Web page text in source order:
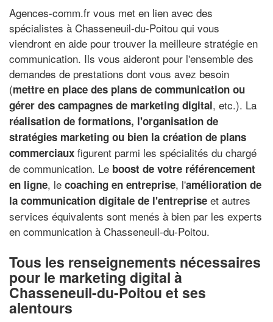
Agences-comm.fr vous met en lien avec des
spécialistes à Chasseneuil-du-Poitou qui vous
viendront en aide pour trouver la meilleure stratégie en
communication. Ils vous aideront pour l'ensemble des
demandes de prestations dont vous avez besoin
(mettre en place des plans de communication ou
gérer des campagnes de marketing digital, etc.). La
réalisation de formations, l'organisation de
stratégies marketing ou bien la création de plans
commerciaux figurent parmi les spécialités du chargé
de communication. Le boost de votre référencement
en ligne, le coaching en entreprise, l'amélioration de
la communication digitale de l'entreprise et autres
services équivalents sont menés à bien par les experts
en communication à Chasseneuil-du-Poitou.
Tous les renseignements nécessaires
pour le marketing digital à
Chasseneuil-du-Poitou et ses
alentours